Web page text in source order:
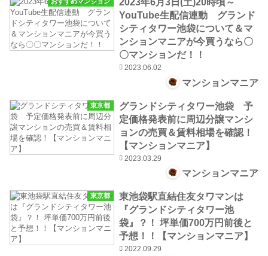
YouTube生配信連動 グランド
シティタワー池袋について＆マ
ンションマニアが今買うなら〇
〇マンションだ！！
2023.06.02
マンションマニア
東京都
グランドシティタワー池袋 予
定価格発表前に周辺分譲マンシ
ョンの売買＆賃料相場を確認！
【マンションマニア】
2023.03.29
マンションマニア
東京都
東池袋駅直結住友タワマンは
『グランドシティタワー池
袋』？！ 坪単価700万円前後と
予想！！【マンションマニア】
2022.09.29